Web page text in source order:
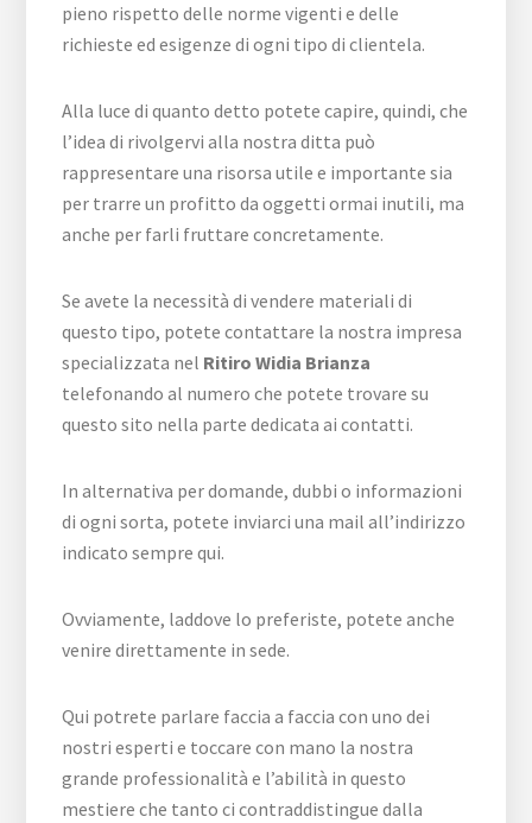
pieno rispetto delle norme vigenti e delle
richieste ed esigenze di ogni tipo di clientela.
Alla luce di quanto detto potete capire, quindi, che
l’idea di rivolgervi alla nostra ditta può
rappresentare una risorsa utile e importante sia
per trarre un profitto da oggetti ormai inutili, ma
anche per farli fruttare concretamente.
Se avete la necessità di vendere materiali di
questo tipo, potete contattare la nostra impresa
specializzata nel Ritiro Widia Brianza
telefonando al numero che potete trovare su
questo sito nella parte dedicata ai contatti.
In alternativa per domande, dubbi o informazioni
di ogni sorta, potete inviarci una mail all’indirizzo
indicato sempre qui.
Ovviamente, laddove lo preferiste, potete anche
venire direttamente in sede.
Qui potrete parlare faccia a faccia con uno dei
nostri esperti e toccare con mano la nostra
grande professionalità e l’abilità in questo
mestiere che tanto ci contraddistingue dalla